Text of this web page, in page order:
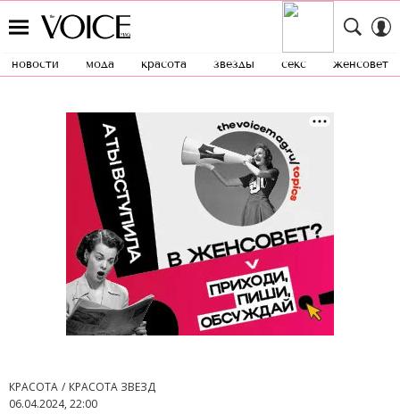
новости мода красота звезды секс женсовет
КРАСОТА
КРАСОТА ЗВЕЗД
06.04.2024, 22:00